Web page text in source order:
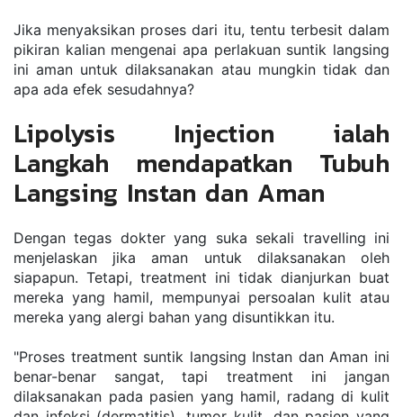
Jika menyaksikan proses dari itu, tentu terbesit dalam
pikiran kalian mengenai apa perlakuan suntik langsing
ini aman untuk dilaksanakan atau mungkin tidak dan
apa ada efek sesudahnya?
Lipolysis Injection ialah
Langkah mendapatkan Tubuh
Langsing Instan dan Aman
Dengan tegas dokter yang suka sekali travelling ini
menjelaskan jika aman untuk dilaksanakan oleh
siapapun. Tetapi, treatment ini tidak dianjurkan buat
mereka yang hamil, mempunyai persoalan kulit atau
mereka yang alergi bahan yang disuntikkan itu.
"Proses treatment suntik langsing Instan dan Aman ini
benar-benar sangat, tapi treatment ini jangan
dilaksanakan pada pasien yang hamil, radang di kulit